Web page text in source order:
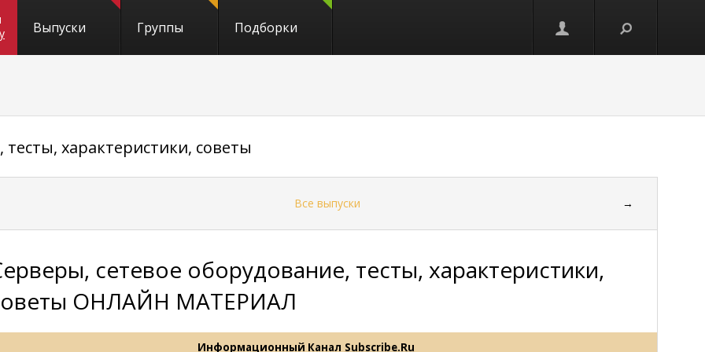
Выпуски Группы Подборки
характеристики, советы
Все выпуски →
сетевое оборудование, тесты, характеристики,
ОНЛАЙН МАТЕРИАЛ
Информационный Канал Subscribe.Ru